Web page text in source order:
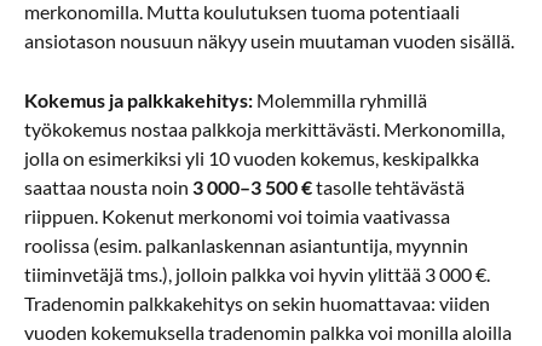
merkonomilla. Mutta koulutuksen tuoma potentiaali
ansiotason nousuun näkyy usein muutaman vuoden sisällä.
Kokemus ja palkkakehitys: Molemmilla ryhmillä
työkokemus nostaa palkkoja merkittävästi. Merkonomilla,
jolla on esimerkiksi yli 10 vuoden kokemus, keskipalkka
saattaa nousta noin 3 000–3 500 €tasolle tehtävästä
riippuen. Kokenut merkonomi voi toimia vaativassa
roolissa (esim. palkanlaskennan asiantuntija, myynnin
tiiminvetäjä tms.), jolloin palkka voi hyvin ylittää 3 000 €.
Tradenomin palkkakehitys on sekin huomattavaa: viiden
vuoden kokemuksella tradenomin palkka voi monilla aloilla